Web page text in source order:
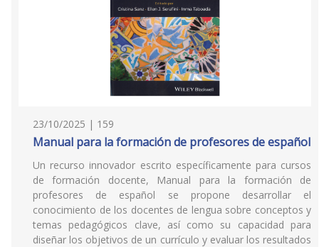
23/10/2025 | 159
Manual para la formación de profesores de español
Un recurso innovador escrito específicamente para cursos
de formación docente, Manual para la formación de
profesores de español se propone desarrollar el
conocimiento de los docentes de lengua sobre conceptos y
temas pedagógicos clave, así como su capacidad para
diseñar los objetivos de un currículo y evaluar los resultados